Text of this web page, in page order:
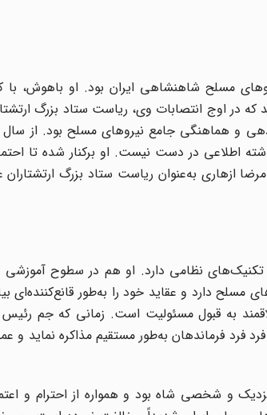
نیروهاى مسلح شاهنشاهى ایران بود. او
اطلاعى در دست نیست. او برکنار شده تا
ازهارى به‌عنوان ریاست ستاد بزرگ
تکنیک‌هاى نظامى دارد. او هم در سطوح
مسلح دارد و عقاید خود را به‌طور قانع‌کننده‌اى
به قبول مسئولیت است. زمانى که جم رئیس
فرماندهان به‌طور مستقیم مذاکره نماید و
و شخصى شاه بود و همواره از احترام و